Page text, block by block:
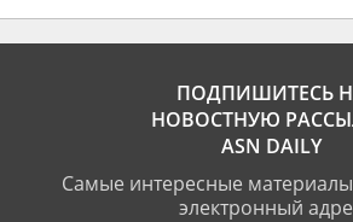
ПОДПИШИТЕСЬ
НОВОСТНУЮ
ASN DAILY
Самые интересные
электронный